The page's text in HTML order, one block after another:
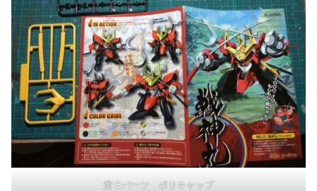
黄:Eパーツ ポリキャップ